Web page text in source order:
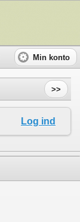
Min konto
>>
Log ind